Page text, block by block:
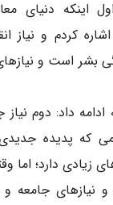
اینکه دنیای
کردم و نیاز
بشر است و
داد: دوم
که پدیده
زیادی دارد؛ اما
و نیازهای جامعه